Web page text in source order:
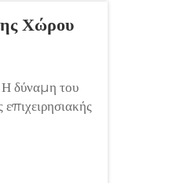
Χώρου
δύναμη του
να